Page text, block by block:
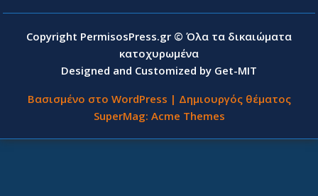
Copyright PermisosPress.gr © Όλα τα δικαιώματα
κατοχυρωμένα
Designed and Customized by Get-MIT
Βασισμένο στο WordPress | Δημιουργός θέματος
SuperMag: Acme Themes